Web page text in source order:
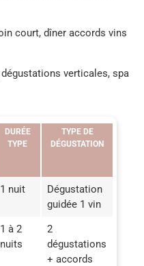
court, dîner accords vins
verticales, spa
DURÉE
TYPE
TYPE DE
DÉGUSTATION
1 nuit
Dégustation
guidée 1 vin
1 à 2
nuits
2
dégustations
+ accords